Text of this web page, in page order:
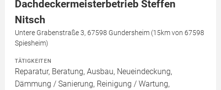
Dachdeckermeisterbetrieb Steffen
Nitsch
Untere Grabenstraße 3, 67598 Gundersheim (15km von 67598
Spiesheim)
TÄTIGKEITEN
Reparatur, Beratung, Ausbau, Neueindeckung,
Dämmung / Sanierung, Reinigung / Wartung,